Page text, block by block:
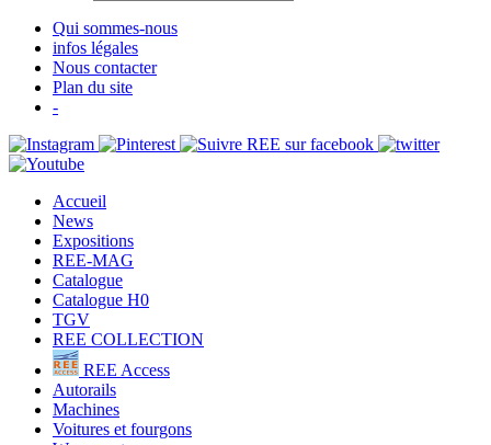
Qui sommes-nous
infos légales
Nous contacter
Plan du site
-
Accueil
News
Expositions
REE-MAG
Catalogue
Catalogue H0
TGV
REE COLLECTION
REE Access
Autorails
Machines
Voitures et fourgons